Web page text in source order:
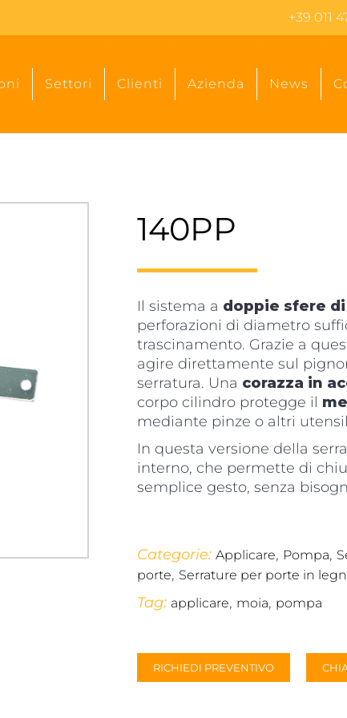
+39 011
Settori Clienti Azienda News
140PP
Il sistema a doppie sfere
perforazioni di diametro
trascinamento. Grazie a
agire direttamente sul
serratura. Una corazza in
corpo cilindro protegge il
mediante pinze o altri
In questa versione della
interno, che permette di
semplice gesto, senza
Categorie:Applicare, Pompa,
porte, Serrature per porte in
Tag: applicare, moia, pompa
RICHIEDI PREVENTIVO